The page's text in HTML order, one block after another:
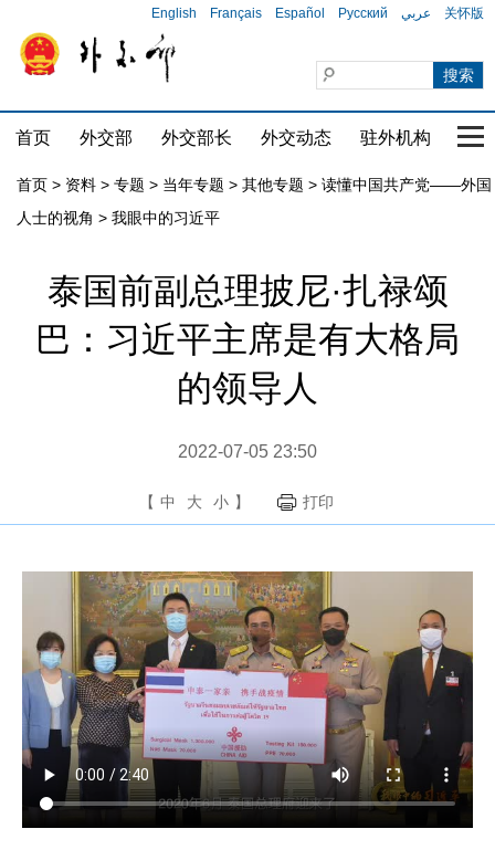
English Français Español Русский عربي 关怀版
首页 外交部 外交部长 外交动态 驻外机构 国
首页 > 资料 > 专题 > 当年专题 > 其他专题 > 读懂中国共产党——外国
人士的视角 > 我眼中的习近平
泰国前副总理披尼·扎禄颂
巴：习近平主席是有大格局
的领导人
2022-07-05 23:50
【 中 大 小 】 打印